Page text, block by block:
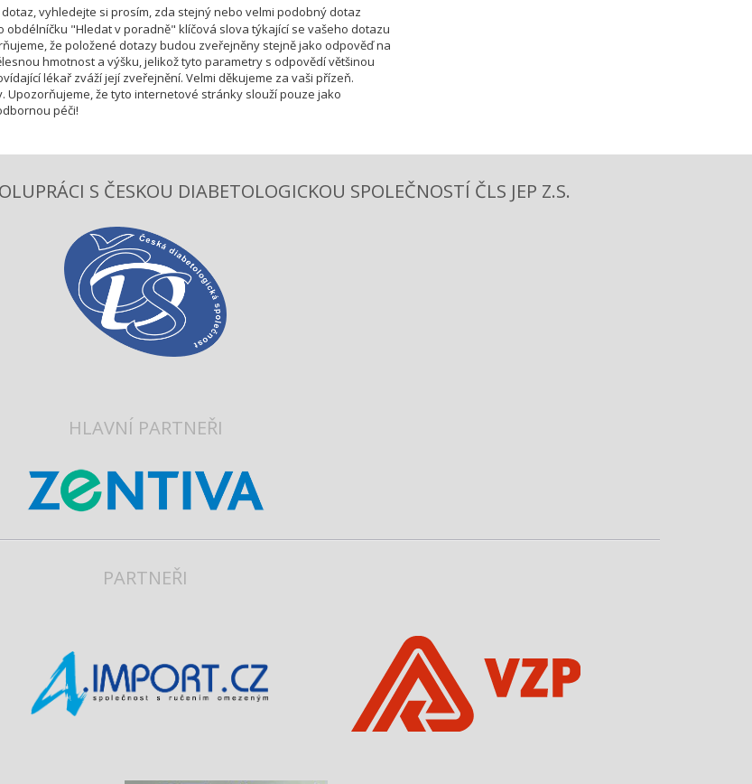
vyhledejte si prosím, zda stejný nebo velmi podobný dotaz
"Hledat v poradně" klíčová slova týkající se vašeho dotazu
že položené dotazy budou zveřejněny stejně jako odpověď na
hmotnost a výšku, jelikož tyto parametry s odpovědí většinou
lékař zváží její zveřejnění. Velmi děkujeme za vaši přízeň.
Upozorňujeme, že tyto internetové stránky slouží pouze jako
péči!
S ČESKOU DIABETOLOGICKOU SPOLEČNOSTÍ ČLS JEP Z.S.
HLAVNÍ PARTNEŘI
PARTNEŘI